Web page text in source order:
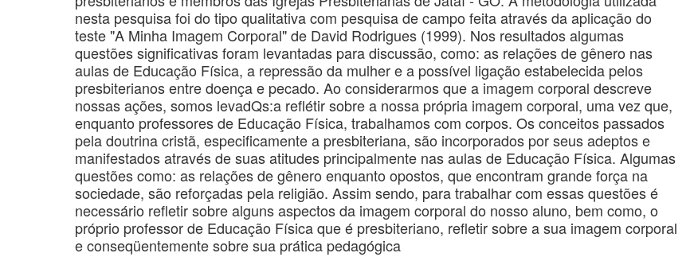
nesta pesquisa foi do tipo qualitativa com pesquisa de campo feita através da aplicação do
teste "A Minha Imagem Corporal" de David Rodrigues (1999). Nos resultados algumas
questões significativas foram levantadas para discussão, como: as relações de gênero nas
aulas de Educação Física, a repressão da mulher e a possível ligação estabelecida pelos
presbiterianos entre doença e pecado. Ao considerarmos que a imagem corporal descreve
nossas ações, somos levadQs:a reflétir sobre a nossa própria imagem corporal, uma vez que,
enquanto professores de Educação Física, trabalhamos com corpos. Os conceitos passados
pela doutrina cristã, especificamente a presbiteriana, são incorporados por seus adeptos e
manifestados através de suas atitudes principalmente nas aulas de Educação Física. Algumas
questões como: as relações de gênero enquanto opostos, que encontram grande força na
sociedade, são reforçadas pela religião. Assim sendo, para trabalhar com essas questões é
necessário refletir sobre alguns aspectos da imagem corporal do nosso aluno, bem como, o
próprio professor de Educação Física que é presbiteriano, refletir sobre a sua imagem corporal
e conseqüentemente sobre sua prática pedagógica